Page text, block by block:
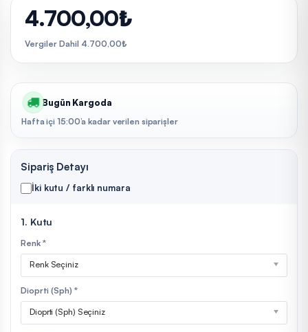
4.700,00₺
Vergiler Dahil 4.700,00₺
Bugün Kargoda
Hafta içi 15:00’a kadar verilen siparişler
Sipariş Detayı
İki kutu / farklı numara
1. Kutu
Renk *
Renk Seçiniz
Dioprti (Sph) *
Dioprti (Sph) Seçiniz